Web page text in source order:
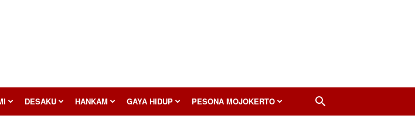
DESAKU HANKAM GAYA HIDUP PESONA MOJOKERTO